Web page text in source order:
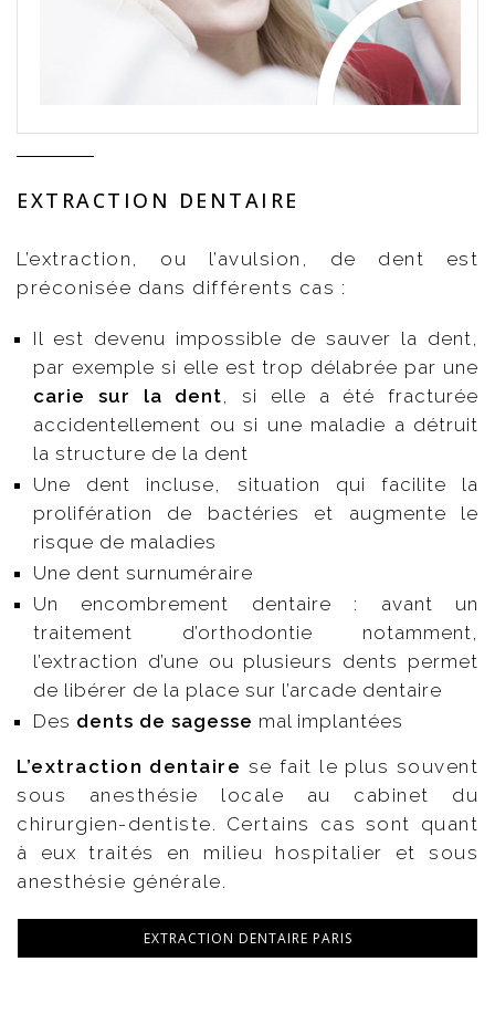
EXTRACTION DENTAIRE
L’extraction, ou l’avulsion, de dent est
préconisée dans différents cas :
Il est devenu impossible de sauver la dent,
par exemple si elle est trop délabrée par une
carie sur la dent, si elle a été fracturée
accidentellement ou si une maladie a détruit
la structure de la dent
Une dent incluse, situation qui facilite la
prolifération de bactéries et augmente le
risque de maladies
Une dent surnuméraire
Un encombrement dentaire : avant un
traitement d’orthodontie notamment,
l’extraction d’une ou plusieurs dents permet
de libérer de la place sur l’arcade dentaire
Des dents de sagesse mal implantées
L’extraction dentaire se fait le plus souvent
sous anesthésie locale au cabinet du
chirurgien-dentiste. Certains cas sont quant
à eux traités en milieu hospitalier et sous
anesthésie générale.
EXTRACTION DENTAIRE PARIS